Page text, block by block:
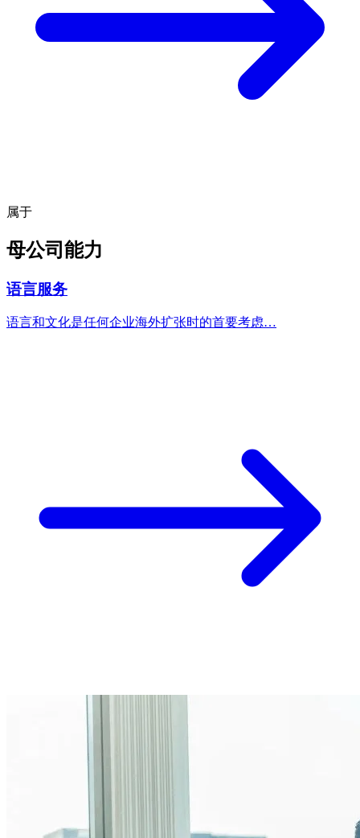
属于
母公司能力
语言服务
语言和文化是任何企业海外扩张时的首要考虑…